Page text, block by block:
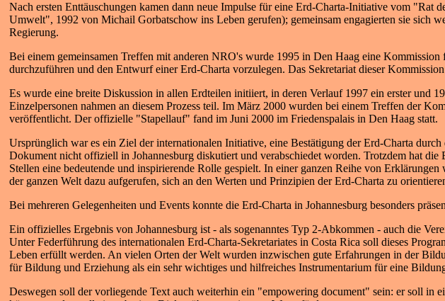
Nach ersten Enttäuschungen kamen dann neue Impulse für eine Erd-Charta-Initiative vom
Umwelt", 1992 von Michail Gorbatschow ins Leben gerufen); gemeinsam engagierten sie sich
Regierung.
Bei einem gemeinsamen Treffen mit anderen NRO's wurde 1995 in Den Haag eine
durchzuführen und den Entwurf einer Erd-Charta vorzulegen. Das Sekretariat dieser
Es wurde eine breite Diskussion in allen Erdteilen initiiert, in deren Verlauf 1997 ein erster und
Einzelpersonen nahmen an diesem Prozess teil. Im März 2000 wurden bei einem Treffen der
veröffentlicht. Der offizielle "Stapellauf" fand im Juni 2000 im Friedenspalais in Den Haag statt.
Ursprünglich war es ein Ziel der internationalen Initiative, eine Bestätigung der Erd-Charta
Dokument nicht offiziell in Johannesburg diskutiert und verabschiedet worden. Trotzdem hat
Stellen eine bedeutende und inspirierende Rolle gespielt. In einer ganzen Reihe von
der ganzen Welt dazu aufgerufen, sich an den Werten und Prinzipien der Erd-Charta zu
Bei mehreren Gelegenheiten und Events konnte die Erd-Charta in Johannesburg besonders
Ein offizielles Ergebnis von Johannesburg ist - als sogenanntes Typ 2-Abkommen - auch die
Unter Federführung des internationalen Erd-Charta-Sekretariates in Costa Rica soll dieses
Leben erfüllt werden. An vielen Orten der Welt wurden inzwischen gute Erfahrungen in der
für Bildung und Erziehung als ein sehr wichtiges und hilfreiches Instrumentarium für eine
Deswegen soll der vorliegende Text auch weiterhin ein "empowering document" sein: er soll in